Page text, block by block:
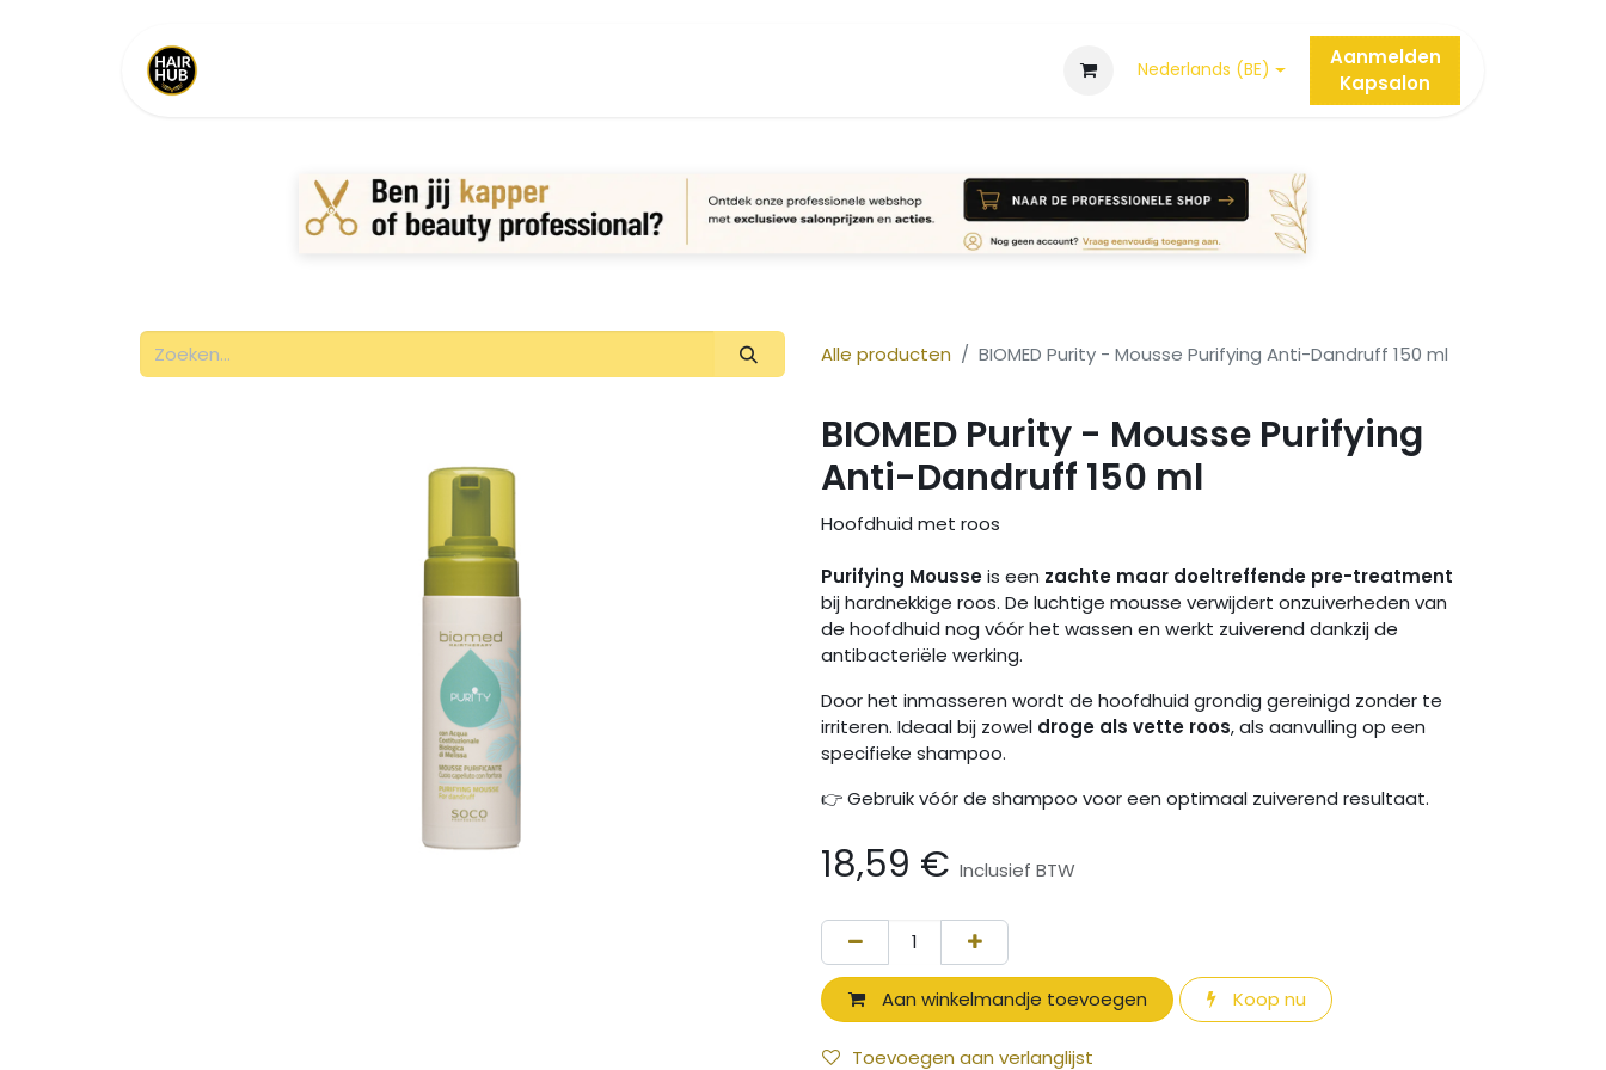
Nederlands (BE)
Aanmelden
Kapsalon
Alle producten BIOMED Purity - Mousse Purifying Anti-Dandruff 150 ml
BIOMED Purity - Mousse Purifying
Anti-Dandruff 150 ml
Hoofdhuid met roos
Purifying Mousseis een zachte maar doeltreffende pre-treatment
bij hardnekkige roos. De luchtige mousse verwijdert onzuiverheden van
de hoofdhuid nog vóór het wassen en werkt zuiverend dankzij de
antibacteriële werking.
Door het inmasseren wordt de hoofdhuid grondig gereinigd zonder te
irriteren. Ideaal bij zowel droge als vette roos, als aanvulling op een
specifieke shampoo.
👉 Gebruik vóór de shampoo voor een optimaal zuiverend resultaat.
18,59 € Inclusief BTW
Aan winkelmandje toevoegen Koop nu
Toevoegen aan verlanglijst